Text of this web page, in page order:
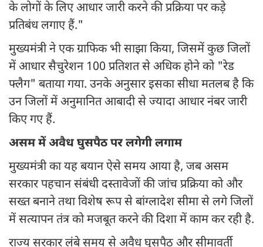
के लोगों के लिए आधार जारी करने की प्रक्रिया पर कड़े
प्रतिबंध लगाए हैं."
मुख्यमंत्री ने एक ग्राफिक भी साझा किया, जिसमें कुछ जिलों
में आधार सैचुरेशन 100 प्रतिशत से अधिक होने को "रेड
फ्लैग" बताया गया. उनके अनुसार इसका सीधा मतलब है कि
उन जिलों में अनुमानित आबादी से ज्यादा आधार नंबर जारी
किए गए हैं.
असम में अवैध घुसपैठ पर लगेगी लगाम
मुख्यमंत्री का यह बयान ऐसे समय आया है, जब असम
सरकार पहचान संबंधी दस्तावेजों की जांच प्रक्रिया को और
सख्त बनाने तथा विशेष रूप से बांग्लादेश सीमा से लगे जिलों
में सत्यापन तंत्र को मजबूत करने की दिशा में काम कर रही है.
राज्य सरकार लंबे समय से अवैध घुसपैठ और सीमावर्ती